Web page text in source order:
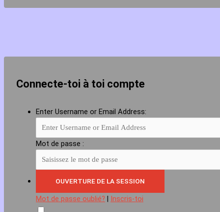
Connecte-toi à toi compte
Enter Username or Email Address:
Mot de passe :
Mot de passe oublié? | Inscris-toi